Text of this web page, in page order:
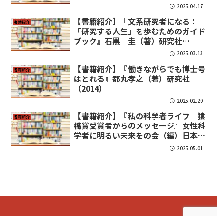
2025.04.17
書籍紹介
【書籍紹介】『文系研究者になる：
「研究する人生」を歩むためのガイド
ブック』石黒 圭（著）研究社
2025.03.13
書籍紹介
【書籍紹介】『働きながらでも博士号
はとれる』都丸孝之（著）研究社
（2014）
2025.02.20
書籍紹介
【書籍紹介】『私の科学者ライフ 猿
橋賞受賞者からのメッセージ』女性科
学者に明るい未来をの会（編）日本評
2025.05.01